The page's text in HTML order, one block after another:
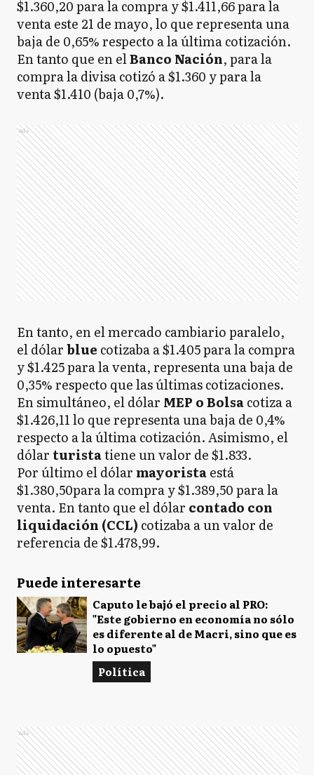
$1.360,20 para la compra y $1.411,66 para la
venta este 21 de mayo, lo que representa una
baja de 0,65% respecto a la última cotización.
En tanto que en elBanco Nación, para la
compra la divisa cotizó a $1.360 y para la
venta $1.410 (baja 0,7%).
Ads
En tanto, en el mercado cambiario paralelo,
el dólarblue cotizaba a $1.405 para la compra
y $1.425 para la venta, representa una baja de
0,35% respecto que las últimas cotizaciones.
En simultáneo, el dólar MEP o Bolsacotiza a
$1.426,11 lo que representa una baja de 0,4%
respecto a la última cotización. Asimismo, el
dólar turistatiene un valor de $1.833.
Por último el dólar mayoristaestá
$1.380,50para la compra y $1.389,50 para la
venta. En tanto que el dólar contado con
liquidación (CCL) cotizaba a un valor de
referencia de $1.478,99.
Puede interesarte
Caputo le bajó el precio al PRO:
"Este gobierno en economía no sólo
es diferente al de Macri, sino que es
lo opuesto"
Política
Ads